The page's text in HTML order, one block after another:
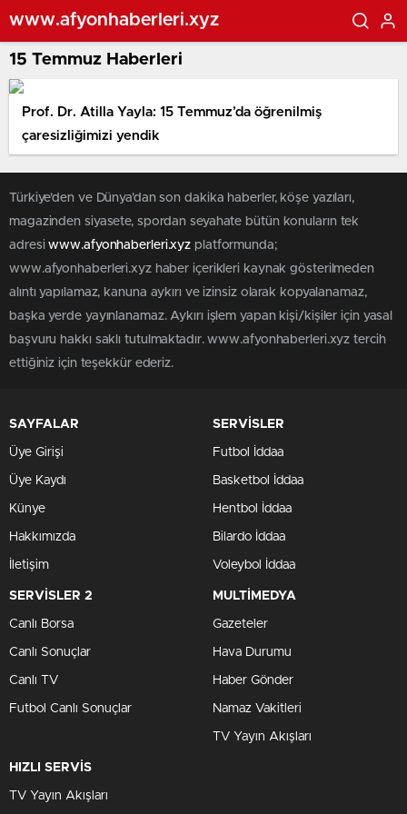
www.afyonhaberleri.xyz
15 Temmuz Haberleri
Prof. Dr. Atilla Yayla: 15 Temmuz’da öğrenilmiş
çaresizliğimizi yendik
Türkiye'den ve Dünya’dan son dakika haberler, köşe yazıları,
magazinden siyasete, spordan seyahate bütün konuların tek
adresiwww.afyonhaberleri.xyz platformunda;
www.afyonhaberleri.xyz haber içerikleri kaynak gösterilmeden
alıntı yapılamaz, kanuna aykırı ve izinsiz olarak kopyalanamaz,
başka yerde yayınlanamaz. Aykırı işlem yapan kişi/kişiler için yasal
başvuru hakkı saklı tutulmaktadır. www.afyonhaberleri.xyz tercih
ettiğiniz için teşekkür ederiz.
SAYFALAR
Üye Girişi
Üye Kaydı
Künye
Hakkımızda
İletişim
SERVİSLER
Futbol İddaa
Basketbol İddaa
Hentbol İddaa
Bilardo İddaa
Voleybol İddaa
SERVİSLER 2
Canlı Borsa
Canlı Sonuçlar
Canlı TV
Futbol Canlı Sonuçlar
MULTİMEDYA
Gazeteler
Hava Durumu
Haber Gönder
Namaz Vakitleri
TV Yayın Akışları
HIZLI SERVİS
TV Yayın Akışları